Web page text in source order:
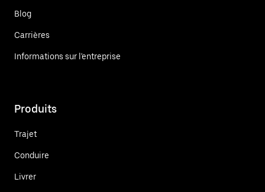
Blog
Carrières
Informations sur l'entreprise
Produits
Trajet
Conduire
Livrer